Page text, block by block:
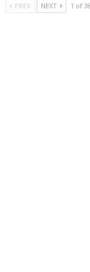
PREV NEXT 1 of